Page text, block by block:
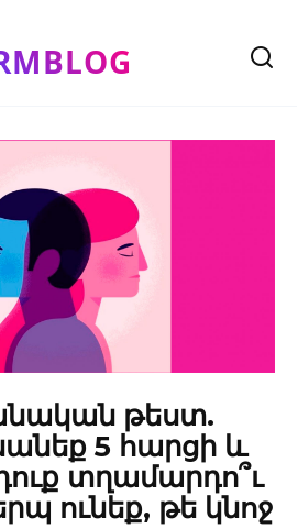
թեստ.
5 հարցի և
տղամարդո՞ւ
ունեք, թե կնոջ